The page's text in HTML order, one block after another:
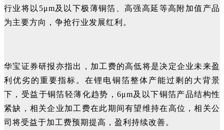
行业将以5μm及以下极薄铜箔、高强高延等高附加值产品
为主要方向，争抢行业发展红利。
华宝证券研报亦指出，加工费的高低将是决定企业未来盈
利优劣的重要指标。在锂电铜箔整体产能过剩的大背景
下，受益于铜箔轻薄化趋势，6μm及以下铜箔产品结构性
紧缺，相关企业加工费在此期间有望维持在高位，相关公
司将受益于加工费预期提高，盈利持续改善。